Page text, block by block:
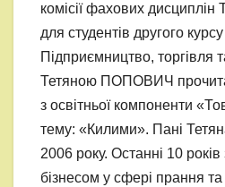
комісії фахових
для студентів другого
Підприємництво, торгівля
Тетяною ПОПОВИЧ
з освітньої компоненти
тему: «Килими». Пані
2006 року. Останні 10
бізнесом у сфері прання